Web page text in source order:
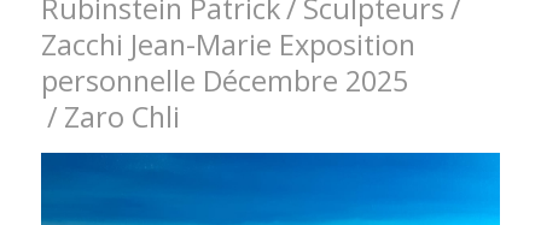
Rubinstein Patrick/ Sculpteurs/
Zacchi Jean-Marie Exposition
personnelle Décembre 2025
/ Zaro Chli